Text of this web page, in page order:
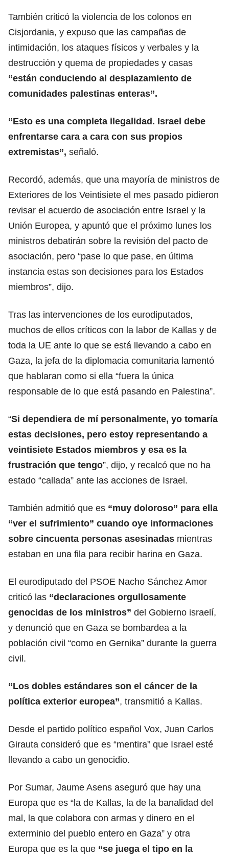
También criticó la violencia de los colonos en
Cisjordania, y expuso que las campañas de
intimidación, los ataques físicos y verbales y la
destrucción y quema de propiedades y casas
“están conduciendo al desplazamiento de
comunidades palestinas enteras”.
“Esto es una completa ilegalidad. Israel debe
enfrentarse cara a cara con sus propios
extremistas”, señaló.
Recordó, además, que una mayoría de ministros de
Exteriores de los Veintisiete el mes pasado pidieron
revisar el acuerdo de asociación entre Israel y la
Unión Europea, y apuntó que el próximo lunes los
ministros debatirán sobre la revisión del pacto de
asociación, pero “pase lo que pase, en última
instancia estas son decisiones para los Estados
miembros”, dijo.
Tras las intervenciones de los eurodiputados,
muchos de ellos críticos con la labor de Kallas y de
toda la UE ante lo que se está llevando a cabo en
Gaza, la jefa de la diplomacia comunitaria lamentó
que hablaran como si ella “fuera la única
responsable de lo que está pasando en Palestina”.
“Si dependiera de mí personalmente, yo tomaría
estas decisiones, pero estoy representando a
veintisiete Estados miembros y esa es la
frustración que tengo”, dijo, y recalcó que no ha
estado “callada” ante las acciones de Israel.
También admitió que es “muy doloroso” para ella
“ver el sufrimiento” cuando oye informaciones
sobre cincuenta personas asesinadas mientras
estaban en una fila para recibir harina en Gaza.
El eurodiputado del PSOE Nacho Sánchez Amor
criticó las “declaraciones orgullosamente
genocidas de los ministros” del Gobierno israelí,
y denunció que en Gaza se bombardea a la
población civil “como en Gernika” durante la guerra
civil.
“Los dobles estándares son el cáncer de la
política exterior europea”, transmitió a Kallas.
Desde el partido político español Vox, Juan Carlos
Girauta consideró que es “mentira” que Israel esté
llevando a cabo un genocidio.
Por Sumar, Jaume Asens aseguró que hay una
Europa que es “la de Kallas, la de la banalidad del
mal, la que colabora con armas y dinero en el
exterminio del pueblo entero en Gaza” y otra
Europa que es la que “se juega el tipo en la